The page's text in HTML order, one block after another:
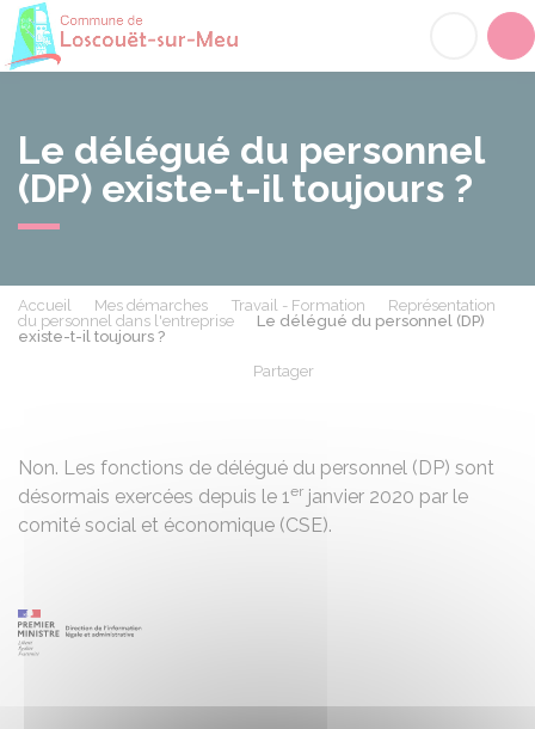
Le délégué du personnel
(DP) existe-t-il toujours ?
Accueil Mes démarches Travail - Formation
Représentation
du personnel dans l'entreprise
Le délégué du personnel (DP)
existe-t-il toujours ?
Partager
Non. Les fonctions de délégué du personnel (DP) sont
désormais exercées depuis le 1er janvier 2020 par le
comité social et économique (CSE).